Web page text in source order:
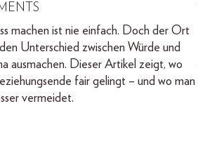
machen ist nie einfach. Doch der Ort
Unterschied zwischen Würde und
ausmachen. Dieser Artikel zeigt, wo
fair gelingt – und wo man
vermeidet.